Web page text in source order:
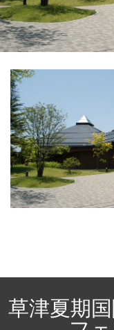
草津夏期